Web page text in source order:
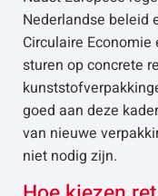
Nederlandse beleid
Circulaire
sturen op concrete
goed aan deze
van nieuwe
niet nodig zijn.